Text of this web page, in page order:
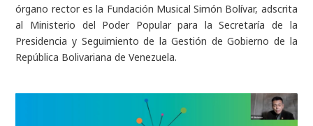
órgano rector es la Fundación Musical Simón Bolívar, adscrita
al Ministerio del Poder Popular para la Secretaría de la
Presidencia y Seguimiento de la Gestión de Gobierno de la
República Bolivariana de Venezuela.